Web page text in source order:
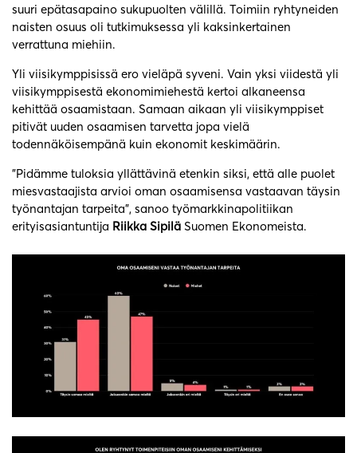
suuri epätasapaino sukupuolten välillä. Toimiin ryhtyneiden
naisten osuus oli tutkimuksessa yli kaksinkertainen
verrattuna miehiin.
Yli viisikymppisissä ero vieläpä syveni. Vain yksi viidestä yli
viisikymppisestä ekonomimiehestä kertoi alkaneensa
kehittää osaamistaan. Samaan aikaan yli viisikymppiset
pitivät uuden osaamisen tarvetta jopa vielä
todennäköisempänä kuin ekonomit keskimäärin.
”Pidämme tuloksia yllättävinä etenkin siksi, että alle puolet
miesvastaajista arvioi oman osaamisensa vastaavan täysin
työnantajan tarpeita”, sanoo työmarkkinapolitiikan
erityisasiantuntija Riikka Sipilä Suomen Ekonomeista.